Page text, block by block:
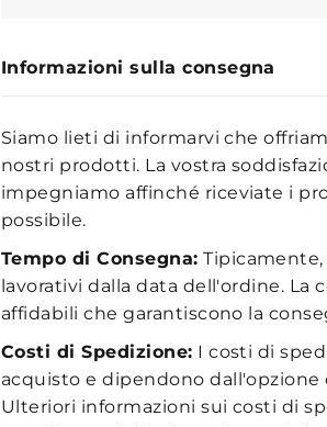
Informazioni sulla consegna
Siamo lieti di informarvi che
nostri prodotti. La vostra
impegniamo affinché riceviate i
possibile.
Tempo di Consegna:
lavorativi dalla data dell'ordine. La
affidabili che garantiscono la
Costi di Spedizione: I costi di
acquisto e dipendono dall'opzione
Ulteriori informazioni sui costi di